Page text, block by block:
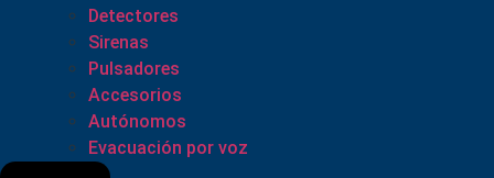
Detectores
Sirenas
Pulsadores
Accesorios
Autónomos
Evacuación por voz